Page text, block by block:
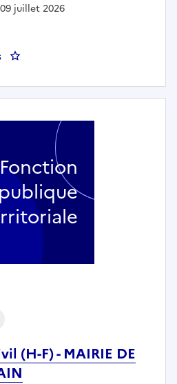
juillet 2026
: Agent d'accueil soir et week-
(H-F) - MAIRIE DE
Fonction
publique